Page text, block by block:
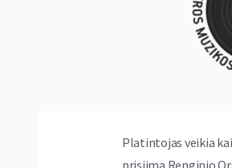
Platintojas veikia
prisiima Renginio